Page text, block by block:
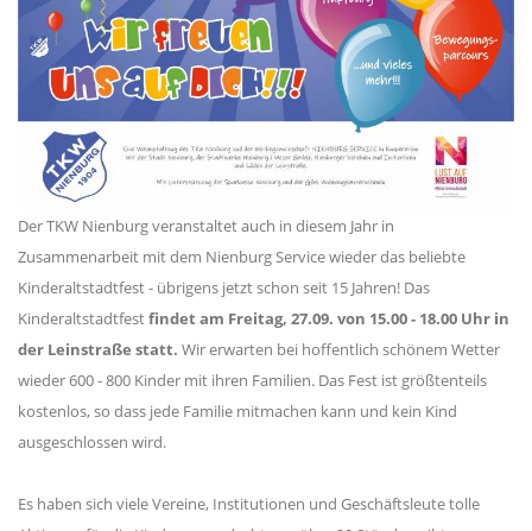
Der TKW Nienburg veranstaltet auch in diesem Jahr in
Zusammenarbeit mit dem Nienburg Service wieder das beliebte
Kinderaltstadtfest - übrigens jetzt schon seit 15 Jahren! Das
Kinderaltstadtfestfindet am Freitag, 27.09. von 15.00 - 18.00 Uhr in
der Leinstraße statt. Wir erwarten bei hoffentlich schönem Wetter
wieder 600 - 800 Kinder mit ihren Familien. Das Fest ist größtenteils
kostenlos, so dass jede Familie mitmachen kann und kein Kind
ausgeschlossen wird.
Es haben sich viele Vereine, Institutionen und Geschäftsleute tolle